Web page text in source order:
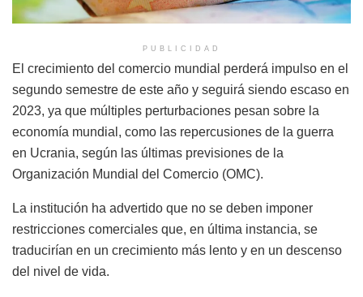
PUBLICIDAD
El crecimiento del comercio mundial perderá impulso en el
segundo semestre de este año y seguirá siendo escaso en
2023, ya que múltiples perturbaciones pesan sobre la
economía mundial, como las repercusiones de la guerra
en Ucrania, según las últimas previsiones de la
Organización Mundial del Comercio (OMC).
La institución ha advertido que no se deben imponer
restricciones comerciales que, en última instancia, se
traducirían en un crecimiento más lento y en un descenso
del nivel de vida.